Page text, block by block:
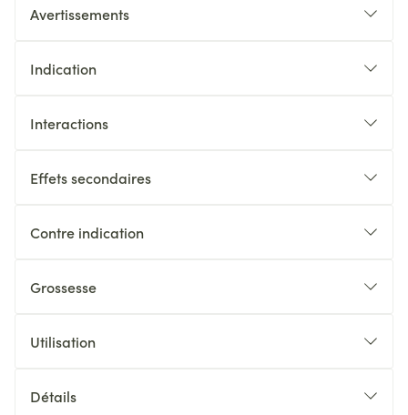
Avertissements
Indication
Interactions
Effets secondaires
Contre indication
Grossesse
Utilisation
Détails